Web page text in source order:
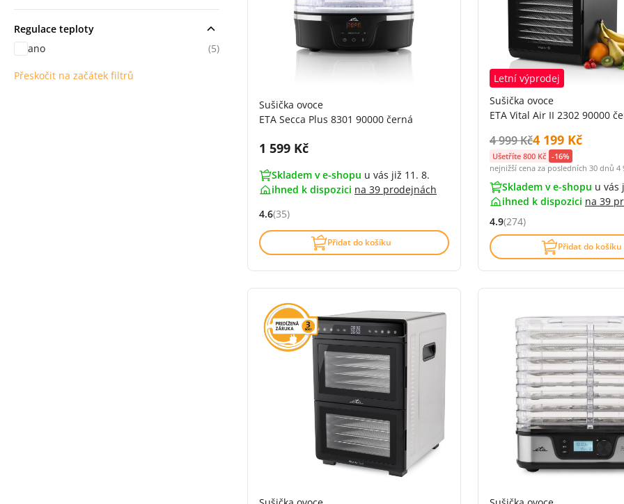
Sušička ovoce
ETA Secca Plus 8301 90000 černá
Cena s DPH:
1 599 Kč
Skladem v e-shopu u vás již 11. 8.
ihned k dispozici na 39 prodejnách
Hodnocení: 4.6 z 5 (35 recenzí)
4.6(35)
Přidat do košíku
Letní výprodej
Sušička ovoce
ETA Vital Air II 2302 90000
Původní cena s DPH:
4 999 KčCena s DPH:
4 199 Kč
Ušetříte 800 Kč -16%
nejnižší cena za posledních 30 dnů 4
Skladem v e-shopu u vás
ihned k dispozici na 39
Hodnocení: 4.9 z 5 (274
4.9(274)
Přidat do košíku
Regulace teploty
ano
(5)
Přeskočit na začátek filtrů